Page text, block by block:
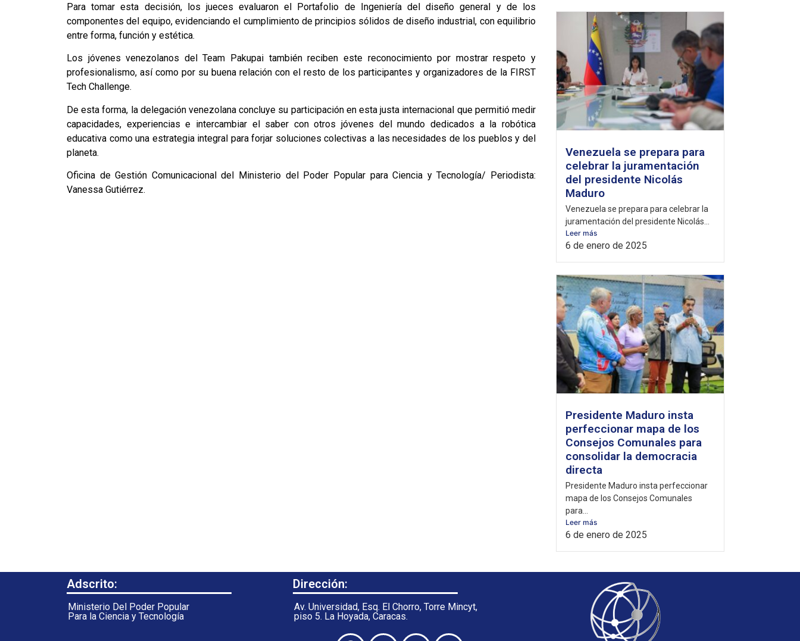
Para tomar esta decisión, los jueces evaluaron el Portafolio de Ingeniería del diseño general y de los
componentes del equipo, evidenciando el cumplimiento de principios sólidos de diseño industrial, con equilibrio
entre forma, función y estética.
Los jóvenes venezolanos del Team Pakupai también reciben este reconocimiento por mostrar respeto y
profesionalismo, así como por su buena relación con el resto de los participantes y organizadores de la FIRST
Tech Challenge.
De esta forma, la delegación venezolana concluye su participación en esta justa internacional que permitió medir
capacidades, experiencias e intercambiar el saber con otros jóvenes del mundo dedicados a la robótica
educativa como una estrategia integral para forjar soluciones colectivas a las necesidades de los pueblos y del
planeta.
Oficina de Gestión Comunicacional del Ministerio del Poder Popular para Ciencia y Tecnología/ Periodista:
Vanessa Gutiérrez.
Venezuela se prepara para
celebrar la juramentación
del presidente Nicolás
Maduro
Venezuela se prepara para celebrar la
juramentación del presidente Nicolás...
Leer más
6 de enero de 2025
Presidente Maduro insta
perfeccionar mapa de los
Consejos Comunales para
consolidar la democracia
directa
Presidente Maduro insta perfeccionar
mapa de los Consejos Comunales
para...
Leer más
6 de enero de 2025
Adscrito:
Ministerio Del Poder Popular
Para la Ciencia y Tecnología
Dirección:
Av. Universidad, Esq. El Chorro, Torre Mincyt,
piso 5. La Hoyada, Caracas.